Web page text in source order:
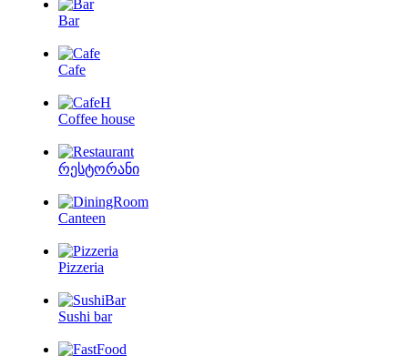
Bar
Cafe
Coffee house
რესტორანი
Canteen
Pizzeria
Sushi bar